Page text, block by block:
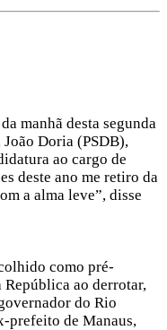
manhã desta segunda
Doria (PSDB),
ao cargo de
deste ano me retiro da
a alma leve”, disse
como pré-
República ao derrotar,
do Rio
prefeito de Manaus,